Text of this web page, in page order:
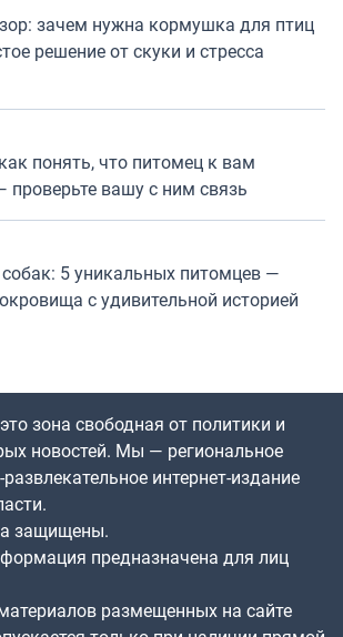
зачем нужна кормушка для птиц
решение от скуки и стресса
понять, что питомец к вам
проверьте вашу с ним связь
5 уникальных питомцев —
с удивительной историей
зона свободная от политики и
новостей. Мы — региональное
интернет-издание
защищены.
предназначена для лиц
размещенных на сайте